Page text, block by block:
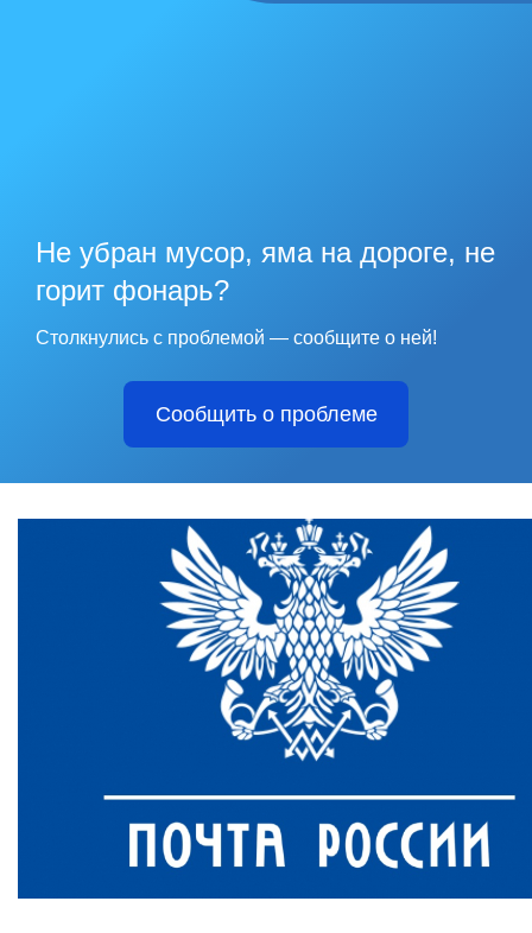
Не убран мусор, яма на дороге, не
горит фонарь?
Столкнулись с проблемой — сообщите о ней!
Сообщить о проблеме